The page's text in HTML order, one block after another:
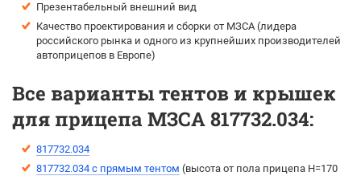
Презентабельный внешний вид
Качество проектирования и сборки от МЗСА (лидера
российского рынка и одного из крупнейших производителей
автоприцепов в Европе)
Все варианты тентов и крышек
для прицепа МЗСА 817732.034:
817732.034
817732.034 с прямым тентом (выcота от пола прицепа H=170